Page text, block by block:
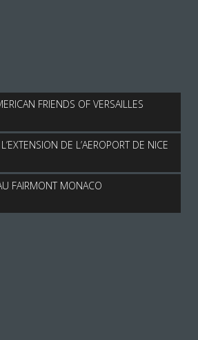
FRIENDS OF VERSAILLES
DE L’AEROPORT DE NICE
FAIRMONT MONACO